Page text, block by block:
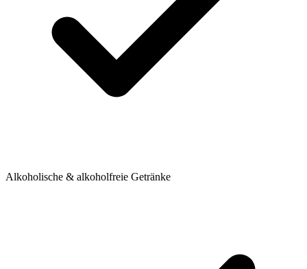
Alkoholische & alkoholfreie Getränke